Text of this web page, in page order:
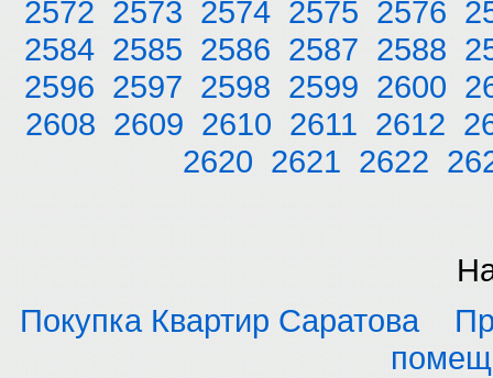
2572 2573 2574 2575 2576
2584 2585 2586 2587 2588
2596 2597 2598 2599 2600
2608 2609 2610 2611 2612
2620 2621 2622
Покупка Квартир Саратова